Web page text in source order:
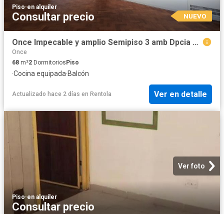
Piso·en alquiler
Consultar precio NUEVO
Once Impecable y amplio Semipiso 3 amb Dpcia con Balc?n!
Once
68 m²2 Dormitorios Piso
·Cocina equipada·Balcón
Actualizado hace 2 días en Rentola Ver en detalle
Ver foto
Piso·en alquiler
Consultar precio